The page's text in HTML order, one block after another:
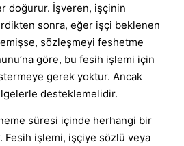
doğurur. İşveren, işçinin
sonra, eğer işçi beklenen
sözleşmeyi feshetme
göre, bu fesih işlemi için
gerek yoktur. Ancak
desteklemelidir.
süresi içinde herhangi bir
Fesih işlemi, işçiye sözlü veya